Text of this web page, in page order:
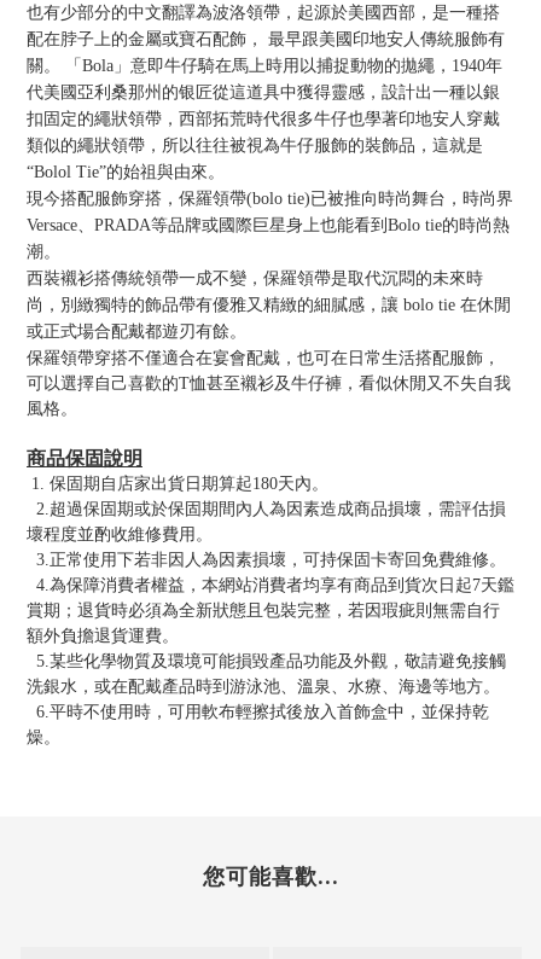
也有少部分的中文翻譯為波洛領帶，起源於美國西部，是一種搭
配在脖子上的金屬或寶石配飾， 最早跟美國印地安人傳統服飾有
關。 「Bola」意即牛仔騎在馬上時用以捕捉動物的拋繩，1940年
代美國亞利桑那州的银匠從這道具中獲得靈感，設計出一種以銀
扣固定的繩狀領帶，西部拓荒時代很多牛仔也學著印地安人穿戴
類似的繩狀領帶，所以往往被視為牛仔服飾的裝飾品，這就是
“Bolol Tie”的始祖與由來。
現今搭配服飾穿搭，保羅領帶(bolo tie)已被推向時尚舞台，時尚界
Versace、PRADA等品牌或國際巨星身上也能看到Bolo tie的時尚熱
潮。
西裝襯衫搭傳統領帶一成不變，保羅領帶是取代沉悶的未來時
尚，別緻獨特的飾品帶有優雅又精緻的細膩感，讓 bolo tie 在休閒
或正式場合配戴都遊刃有餘。
保羅領帶穿搭不僅適合在宴會配戴，也可在日常生活搭配服飾，
可以選擇自己喜歡的T恤甚至襯衫及牛仔褲，看似休閒又不失自我
風格。
商品保固說明
1. 保固期自店家出貨日期算起180天內。
2.超過保固期或於保固期間內人為因素造成商品損壞，需評估損
壞程度並酌收維修費用。
3.正常使用下若非因人為因素損壞，可持保固卡寄回免費維修。
4.為保障消費者權益，本網站消費者均享有商品到貨次日起7天鑑
賞期；退貨時必須為全新狀態且包裝完整，若因瑕疵則無需自行
額外負擔退貨運費。
5.某些化學物質及環境可能損毀產品功能及外觀，敬請避免接觸
洗銀水，或在配戴產品時到游泳池、溫泉、水療、海邊等地方。
6.平時不使用時，可用軟布輕擦拭後放入首飾盒中，並保持乾
燥。
您可能喜歡...